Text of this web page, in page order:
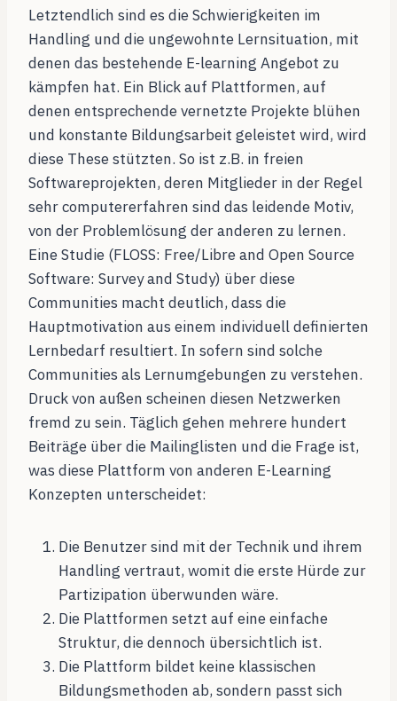
Letztendlich sind es die Schwierigkeiten im
Handling und die ungewohnte Lernsituation, mit
denen das bestehende E-learning Angebot zu
kämpfen hat. Ein Blick auf Plattformen, auf
denen entsprechende vernetzte Projekte blühen
und konstante Bildungsarbeit geleistet wird, wird
diese These stützten. So ist z.B. in freien
Softwareprojekten, deren Mitglieder in der Regel
sehr computererfahren sind das leidende Motiv,
von der Problemlösung der anderen zu lernen.
Eine Studie (FLOSS: Free/Libre and Open Source
Software: Survey and Study) über diese
Communities macht deutlich, dass die
Hauptmotivation aus einem individuell definierten
Lernbedarf resultiert. In sofern sind solche
Communities als Lernumgebungen zu verstehen.
Druck von außen scheinen diesen Netzwerken
fremd zu sein. Täglich gehen mehrere hundert
Beiträge über die Mailinglisten und die Frage ist,
was diese Plattform von anderen E-Learning
Konzepten unterscheidet:
Die Benutzer sind mit der Technik und ihrem
Handling vertraut, womit die erste Hürde zur
Partizipation überwunden wäre.
Die Plattformen setzt auf eine einfache
Struktur, die dennoch übersichtlich ist.
Die Plattform bildet keine klassischen
Bildungsmethoden ab, sondern passt sich